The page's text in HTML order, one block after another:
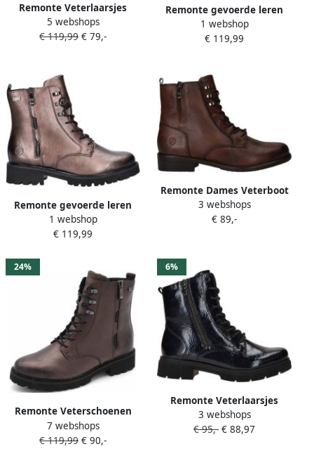
Remonte Veterlaarsjes
blokhak laarsjes
veterschoenen flats in used
5 webshops
€ 119,99 € 79,-
Remonte gevoerde leren
veterboots zwart
1 webshop
€ 119,99
Remonte gevoerde leren
veterboots brons
1 webshop
€ 119,99
Remonte Dames Veterboot
D0F82-22 Bruin
3 webshops
€ 89,-
24%
Remonte Veterschoenen
Hoog Veterschoenen Hoog
Brons
7 webshops
€ 119,99 € 90,-
6%
Remonte Veterlaarsjes
Veterboots enkellaarsjes
profielzool met glitter-
3 webshops
€ 95,- € 88,97